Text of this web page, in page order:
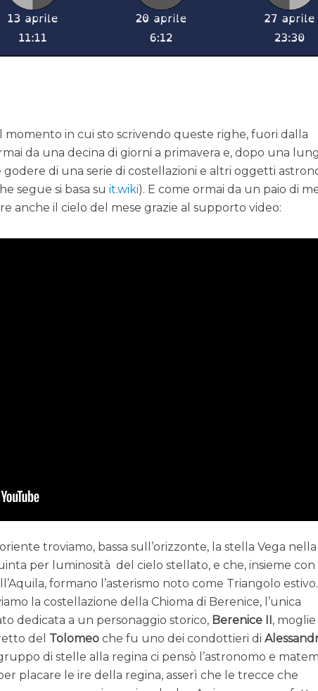
momento in cui sto scrivendo queste righe, fuori dalla
da una decina di giorni a primavera e, dopo una
di una serie di costellazioni e altri oggetti
segue si basa suit.wiki). E come ormai da un paio di
anche il cielo del mese grazie al supporto video:
troviamo, bassa sull’orizzonte, la stella Vega nella
per luminosità del cielo stellato, e che, insieme con
formano l’asterismo noto come Triangolo estivo.
la costellazione della Chioma di Berenice, l’unica
dedicata a un personaggio storico, Berenice II , moglie
del Tolomeo che fu uno dei condottieri di
di stelle alla regina ci pensò l’astronomo e
placare le ire della regina, asserì che le trecce che